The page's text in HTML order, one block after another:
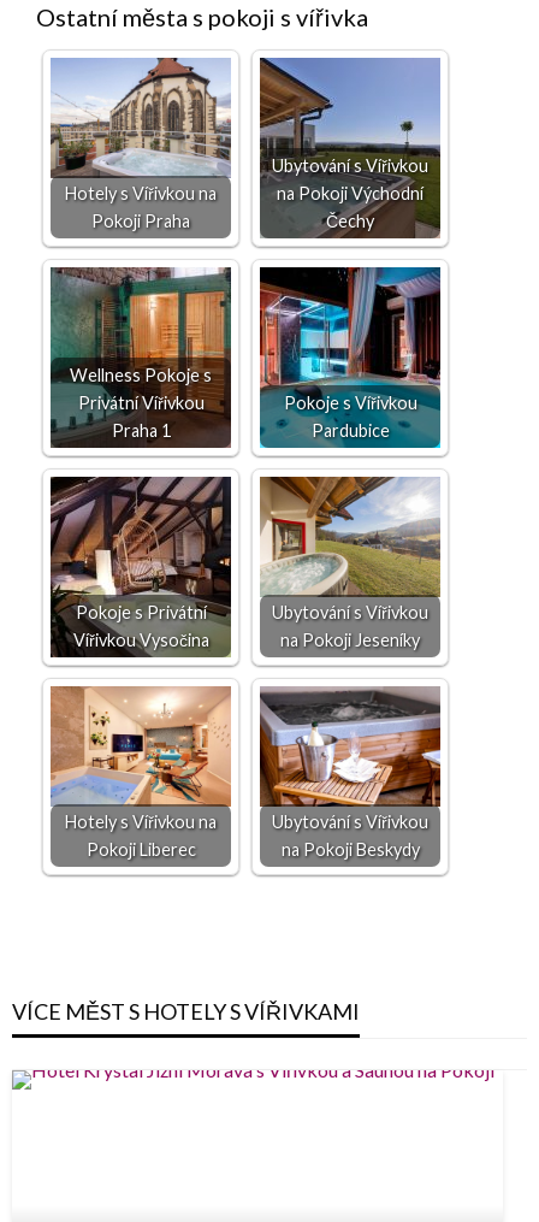
Ostatní města s pokoji s vířivka
Hotely s Vířivkou na
Pokoji Praha
Ubytování s Vířivkou
na Pokoji Východní
Čechy
Wellness Pokoje s
Privátní Vířivkou
Praha 1
Pokoje s Vířivkou
Pardubice
Pokoje s Privátní
Vířivkou Vysočina
Ubytování s Vířivkou
na Pokoji Jeseníky
Hotely s Vířivkou na
Pokoji Liberec
Ubytování s Vířivkou
na Pokoji Beskydy
VÍCE MĚST S HOTELY S VÍŘIVKAMI